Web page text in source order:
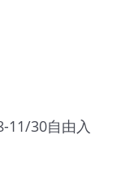
11/30自由入